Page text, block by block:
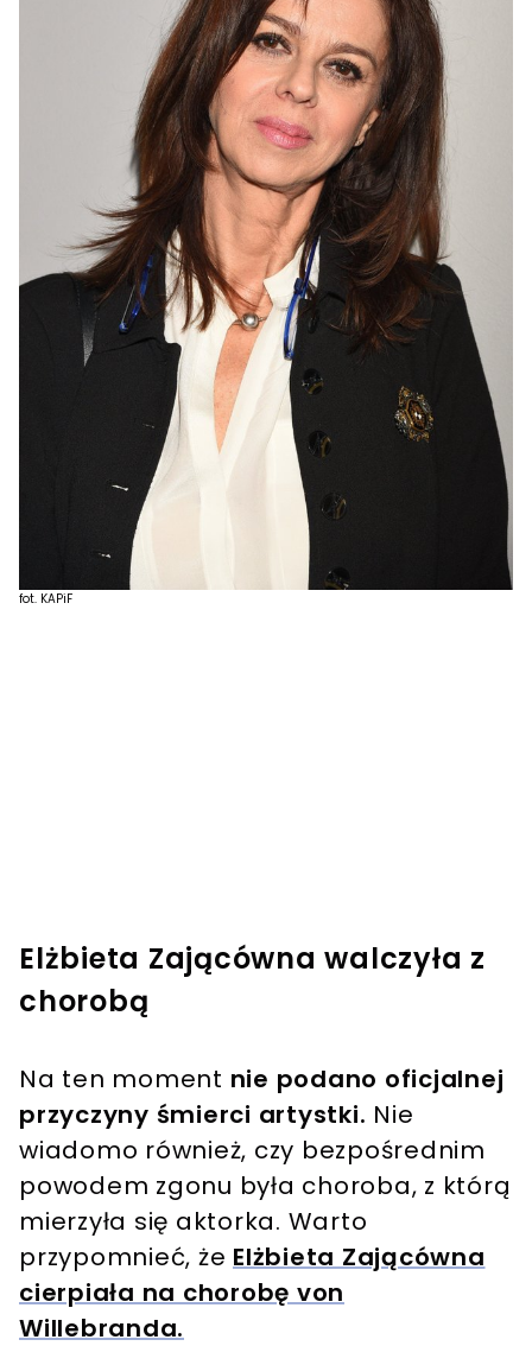
fot. KAPiF
Elżbieta Zającówna walczyła z
chorobą
Na ten moment nie podano oficjalnej
przyczyny śmierci artystki. Nie
wiadomo również, czy bezpośrednim
powodem zgonu była choroba, z którą
mierzyła się aktorka. Warto
przypomnieć, że Elżbieta Zającówna
cierpiała na chorobę von
Willebranda.